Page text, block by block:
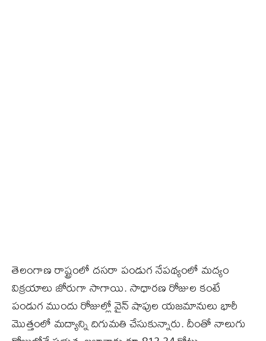
తెలంగాణ రాష్ట్రంలో దసరా పండుగ నేపథ్యంలో మద్యం
విక్రయాలు జోరుగా సాగాయి. సాధారణ రోజుల కంటే
పండుగ ముందు రోజుల్లో వైన్‌ షాపుల యజమానులు భారీ
మొత్తంలో మద్యాన్ని దిగుమతి చేసుకున్నారు. దీంతో నాలుగు